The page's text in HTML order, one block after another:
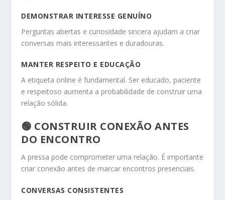
DEMONSTRAR INTERESSE GENUÍNO
Perguntas abertas e curiosidade sincera ajudam a criar
conversas mais interessantes e duradouras.
MANTER RESPEITO E EDUCAÇÃO
A etiqueta online é fundamental. Ser educado, paciente
e respeitoso aumenta a probabilidade de construir uma
relação sólida.
🟢 CONSTRUIR CONEXÃO ANTES
DO ENCONTRO
A pressa pode comprometer uma relação. É importante
criar conexão antes de marcar encontros presenciais.
CONVERSAS CONSISTENTES